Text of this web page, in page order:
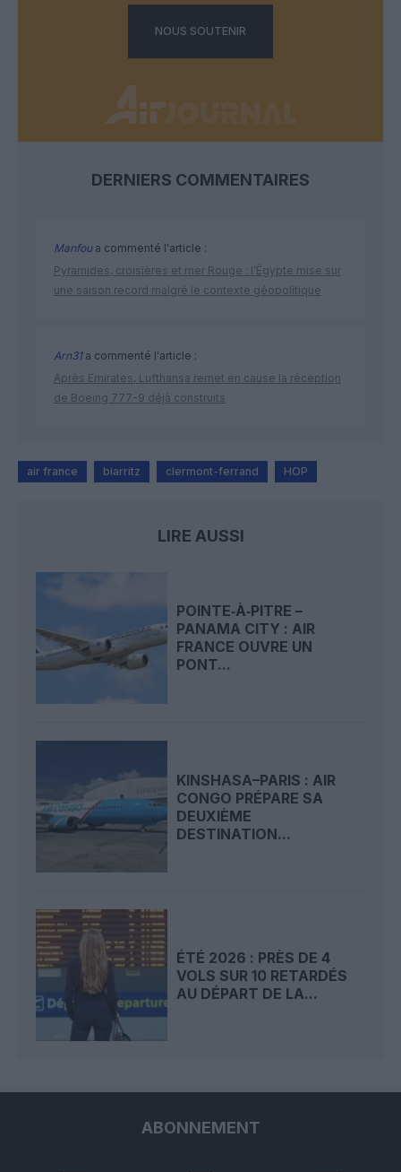
NOUS SOUTENIR
DERNIERS COMMENTAIRES
Manfoua commenté l'article :
Pyramides, croisières et mer Rouge : l’Égypte mise sur
une saison record malgré le contexte géopolitique
Arn31a commenté l'article :
Après Emirates, Lufthansa remet en cause la réception
de Boeing 777-9 déjà construits
air france biarritz clermont-ferrand HOP
LIRE AUSSI
POINTE‑À‑PITRE –
PANAMA CITY : AIR
FRANCE OUVRE UN
PONT...
KINSHASA–PARIS : AIR
CONGO PRÉPARE SA
DEUXIÈME
DESTINATION...
ÉTÉ 2026 : PRÈS DE 4
VOLS SUR 10 RETARDÉS
AU DÉPART DE LA...
ABONNEMENT